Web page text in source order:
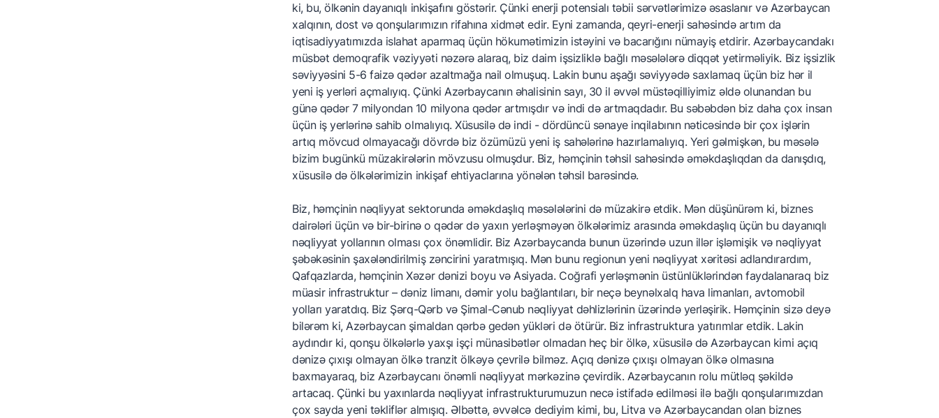
ki, bu, ölkənin dayanıqlı inkişafını göstərir. Çünki enerji potensialı təbii sərvətlərimizə əsaslanır və Azərbaycan
xalqının, dost və qonşularımızın rifahına xidmət edir. Eyni zamanda, qeyri-enerji sahəsində artım da
iqtisadiyyatımızda islahat aparmaq üçün hökumətimizin istəyini və bacarığını nümayiş etdirir. Azərbaycandakı
müsbət demoqrafik vəziyyəti nəzərə alaraq, biz daim işsizliklə bağlı məsələlərə diqqət yetirməliyik. Biz işsizlik
səviyyəsini 5-6 faizə qədər azaltmağa nail olmuşuq. Lakin bunu aşağı səviyyədə saxlamaq üçün biz hər il
yeni iş yerləri açmalıyıq. Çünki Azərbaycanın əhalisinin sayı, 30 il əvvəl müstəqilliyimiz əldə olunandan bu
günə qədər 7 milyondan 10 milyona qədər artmışdır və indi də artmaqdadır. Bu səbəbdən biz daha çox insan
üçün iş yerlərinə sahib olmalıyıq. Xüsusilə də indi - dördüncü sənaye inqilabının nəticəsində bir çox işlərin
artıq mövcud olmayacağı dövrdə biz özümüzü yeni iş sahələrinə hazırlamalıyıq. Yeri gəlmişkən, bu məsələ
bizim bugünkü müzakirələrin mövzusu olmuşdur. Biz, həmçinin təhsil sahəsində əməkdaşlıqdan da danışdıq,
xüsusilə də ölkələrimizin inkişaf ehtiyaclarına yönələn təhsil barəsində.
Biz, həmçinin nəqliyyat sektorunda əməkdaşlıq məsələlərini də müzakirə etdik. Mən düşünürəm ki, biznes
dairələri üçün və bir-birinə o qədər də yaxın yerləşməyən ölkələrimiz arasında əməkdaşlıq üçün bu dayanıqlı
nəqliyyat yollarının olması çox önəmlidir. Biz Azərbaycanda bunun üzərində uzun illər işləmişik və nəqliyyat
şəbəkəsinin şaxələndirilmiş zəncirini yaratmışıq. Mən bunu regionun yeni nəqliyyat xəritəsi adlandırardım,
Qafqazlarda, həmçinin Xəzər dənizi boyu və Asiyada. Coğrafi yerləşmənin üstünlüklərindən faydalanaraq biz
müasir infrastruktur – dəniz limanı, dəmir yolu bağlantıları, bir neçə beynəlxalq hava limanları, avtomobil
yolları yaratdıq. Biz Şərq-Qərb və Şimal-Cənub nəqliyyat dəhlizlərinin üzərində yerləşirik. Həmçinin sizə deyə
bilərəm ki, Azərbaycan şimaldan qərbə gedən yükləri də ötürür. Biz infrastruktura yatırımlar etdik. Lakin
aydındır ki, qonşu ölkələrlə yaxşı işçi münasibətlər olmadan heç bir ölkə, xüsusilə də Azərbaycan kimi açıq
dənizə çıxışı olmayan ölkə tranzit ölkəyə çevrilə bilməz. Açıq dənizə çıxışı olmayan ölkə olmasına
baxmayaraq, biz Azərbaycanı önəmli nəqliyyat mərkəzinə çevirdik. Azərbaycanın rolu mütləq şəkildə
artacaq. Çünki bu yaxınlarda nəqliyyat infrastrukturumuzun necə istifadə edilməsi ilə bağlı qonşularımızdan
çox sayda yeni təkliflər almışıq. Əlbəttə, əvvəlcə dediyim kimi, bu, Litva və Azərbaycandan olan biznes